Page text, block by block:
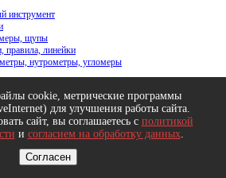
инструмент
щупы
правила, линейки
нутрометры, угломеры
ролики сменные, кюветы
флейцевые, радиаторные
терки, шпатели, правила
распылители
плашки, клуппы
cookie, метрические программы
для улучшения работы сайта.
сайт, вы соглашаетесь с политикой
и согласием на обработку данных.
Согласен